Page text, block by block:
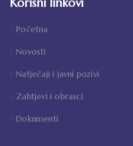
Početna
Novosti
Natječaji i javni pozivi
Zahtjevi i obrasci
Dokumenti